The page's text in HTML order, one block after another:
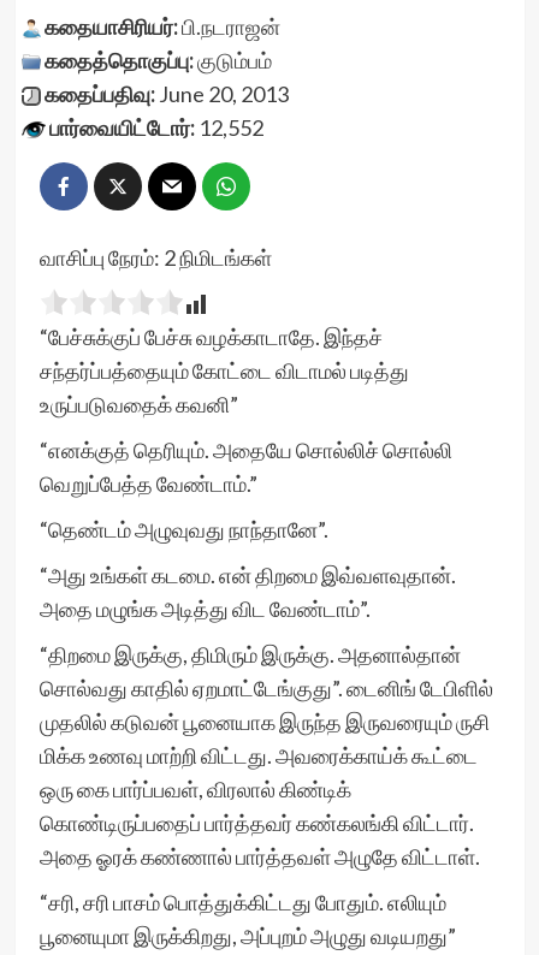
கதையாசிரியர்:பி.நடராஜன்
கதைத்தொகுப்பு:குடும்பம்
கதைப்பதிவு:June 20, 2013
பார்வையிட்டோர்:12,552
வாசிப்பு நேரம்: 2நிமிடங்கள்
“பேச்சுக்குப் பேச்சு வழக்காடாதே. இந்தச்
சந்தர்ப்பத்தையும் கோட்டை விடாமல் படித்து
உருப்படுவதைக் கவனி”
“எனக்குத் தெரியும். அதையே சொல்லிச் சொல்லி
வெறுப்பேத்த வேண்டாம்.”
“தெண்டம் அழுவுவது நாந்தானே”.
“அது உங்கள் கடமை. என் திறமை இவ்வளவுதான்.
அதை மழுங்க அடித்து விட வேண்டாம்”.
“திறமை இருக்கு, திமிரும் இருக்கு. அதனால்தான்
சொல்வது காதில் ஏறமாட்டேங்குது”. டைனிங் டேபிளில்
முதலில் கடுவன் பூனையாக இருந்த இருவரையும் ருசி
மிக்க உணவு மாற்றி விட்டது. அவரைக்காய்க் கூட்டை
ஒரு கை பார்ப்பவள், விரலால் கிண்டிக்
கொண்டிருப்பதைப் பார்த்தவர் கண்கலங்கி விட்டார்.
அதை ஓரக் கண்ணால் பார்த்தவள் அழுதே விட்டாள்.
“சரி, சரி பாசம் பொத்துக்கிட்டது போதும். எலியும்
பூனையுமா இருக்கிறது, அப்புறம் அழுது வடியறது”